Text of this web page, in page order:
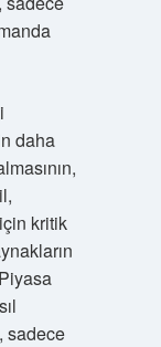
daha
kritik
sadece